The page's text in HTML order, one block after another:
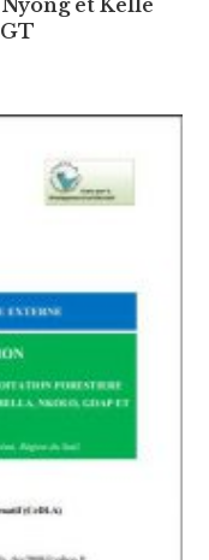
et Kelle